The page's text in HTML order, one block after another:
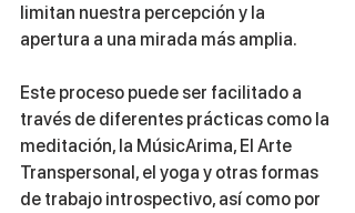
limitan nuestra percepción y la
apertura a una mirada más amplia.
Este proceso puede ser facilitado a
través de diferentes prácticas como la
meditación, la MúsicArima, El Arte
Transpersonal, el yoga y otras formas
de trabajo introspectivo, así como por